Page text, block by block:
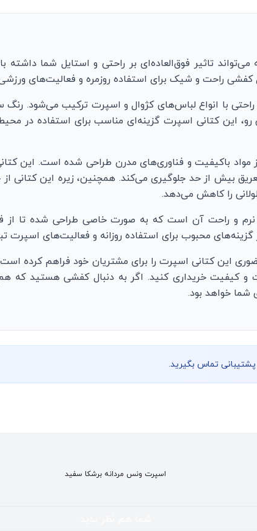
تاثیر فوق‌العاده‌ای بر راحتی و استایل شما
کفشی راحت و شیک برای استفاده روزمره و فعالیت‌های
راحتی با انواع لباس‌های کژوال و اسپرت ترکیب
این کتانی اسپرت گزینه‌ای مناسب برای استفاده در
مواد باکیفیت و فناوری‌های مدرن طراحی شده است. این
بیش از حد جلوگیری می‌کند. همچنین، زیره این کتانی
را کاهش می‌دهد.
و راحت آن است که به صورت خاصی طراحی شده تا از
گزینه‌های محبوب برای استفاده روزانه و فعالیت‌های اسپرت
این کتانی اسپرت را برای مشتریان خود فراهم کرده
کیفیت خریداری کنید. اگر به دنبال کفشی هستید که هم
شما خواهد بود.
تماس بگیرید.
اسپرت ونس مردانه برشکا سفید